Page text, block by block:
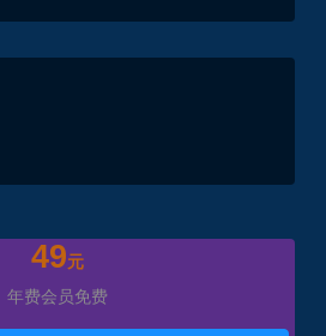
49元
年费会员免费